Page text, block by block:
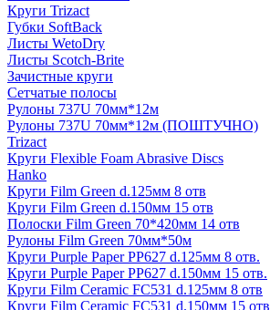
Круги Trizact
Губки SoftBack
Листы WetoDry
Листы Scotch-Brite
Зачистные круги
Сетчатые полосы
Рулоны 737U 70мм*12м
Рулоны 737U 70мм*12м (ПОШТУЧНО)
Trizact
Круги Flexible Foam Abrasive Discs
Hanko
Круги Film Green d.125мм 8 отв
Круги Film Green d.150мм 15 отв
Полоски Film Green 70*420мм 14 отв
Рулоны Film Green 70мм*50м
Круги Purple Paper PP627 d.125мм 8 отв.
Круги Purple Paper PP627 d.150мм 15 отв.
Круги Film Ceramic FC531 d.125мм 8 отв
Круги Film Ceramic FC531 d.150мм 15 отв